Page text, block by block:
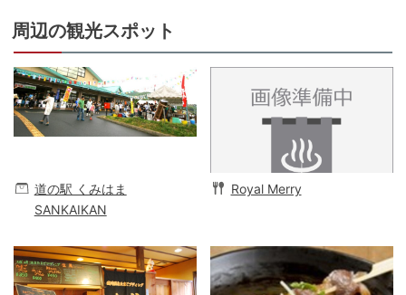
周辺の観光スポット
道の駅 くみはま
SANKAIKAN
Royal Merry